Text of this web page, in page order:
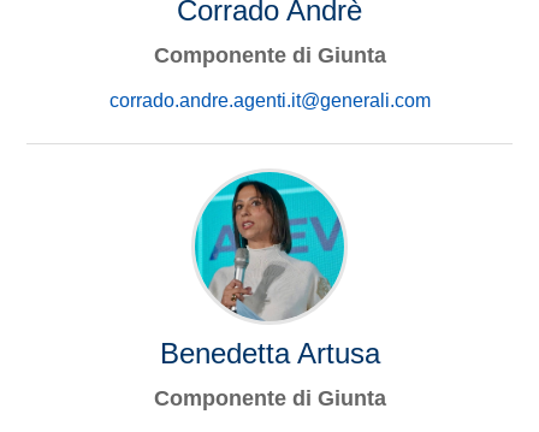
Corrado Andrè
Componente di Giunta
corrado.andre.agenti.it@generali.com
Benedetta Artusa
Componente di Giunta